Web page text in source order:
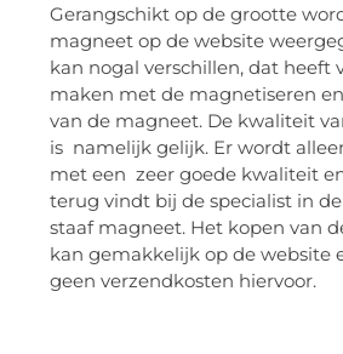
Gerangschikt op de grootte
magneet op de website
kan nogal verschillen, dat heeft
maken met de magnetiseren
van de magneet. De kwaliteit
is namelijk gelijk. Er wordt
met een zeer goede kwaliteit
terug vindt bij de specialist in
staaf magneet. Het kopen van
kan gemakkelijk op de website
geen verzendkosten hiervoor.